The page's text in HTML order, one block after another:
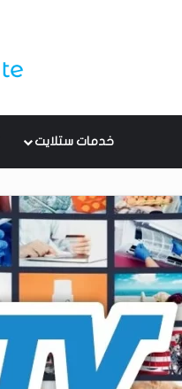
خدمات ستلايت